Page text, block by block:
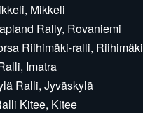
Mikkeli
Rally, Rovaniemi
Riihimäki-ralli, Riihimäki
Imatra
Ralli, Jyväskylä
Kitee, Kitee